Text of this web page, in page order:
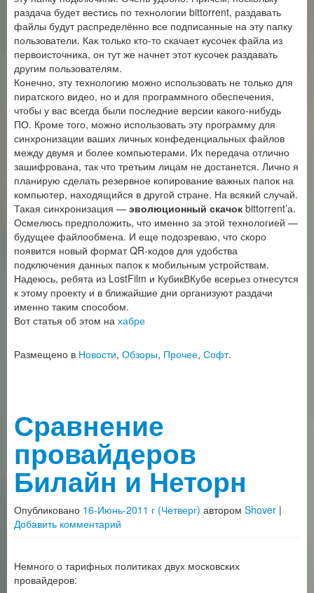
раздача будет вестись по технологии bittorrent, раздавать
файлы будут распределённо все подписанные на эту папку
пользователи. Как только кто-то скачает кусочек файла из
первоисточника, он тут же начнет этот кусочек раздавать
другим пользователям.
Конечно, эту технологию можно использовать не только для
пиратского видео, но и для программного обеспечения,
чтобы у вас всегда были последние версии какого-нибудь
ПО. Кроме того, можно использовать эту программу для
синхронизации ваших личных конфеденциальных файлов
между двумя и более компьютерами. Их передача отлично
зашифрована, так что третьим лицам не достанется. Лично я
планирую сделать резервное копирование важных папок на
компьютер, находящийся в другой стране. На всякий случай.
Такая синхронизация — эволюционный скачок bittorrent’а.
Осмелюсь предположить, что именно за этой технологией —
будущее файлообмена. И еще подозреваю, что скоро
появится новый формат QR-кодов для удобства
подключения данных папок к мобильным устройствам.
Надеюсь, ребята из LostFilm и КубикВКубе всерьез отнесутся
к этому проекту и в ближайшие дни организуют раздачи
именно таким способом.
Вот статья об этом на хабре
Размещено в Новости, Обзоры, Прочее, Софт.
Сравнение
провайдеров
Билайн и Неторн
Опубликовано 16-Июнь-2011 г (Четверг) автором Shover |
Добавить комментарий
Немного о тарифных политиках двух московских
провайдеров: